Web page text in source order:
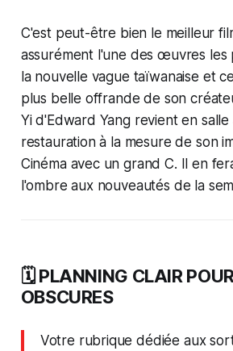
C'est peut-être bien le meilleur
assurément l'une des œuvres les
la nouvelle vague taïwanaise et
plus belle offrande de son
Yi d'Edward Yang revient en
restauration à la mesure de son
Cinéma avec un grand C. Il en
l'ombre aux nouveautés de la
🗓️ PLANNING CLAIR
OBSCURES
Votre rubrique dédiée aux